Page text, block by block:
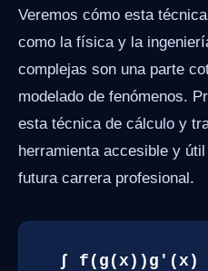
Veremos cómo esta
como la física y la
complejas son una parte
modelado de fenómenos.
esta técnica de cálculo y
herramienta accesible y
futura carrera profesional.
∫ f(g(x))g'(x)